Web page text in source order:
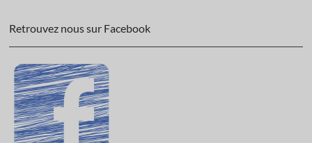
Retrouvez nous sur Facebook